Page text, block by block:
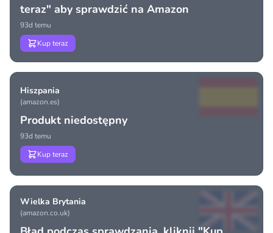
teraz" aby sprawdzić na Amazon
93d temu
Kup teraz
Hiszpania
(amazon.es)
Produkt niedostępny
93d temu
Kup teraz
Wielka Brytania
(amazon.co.uk)